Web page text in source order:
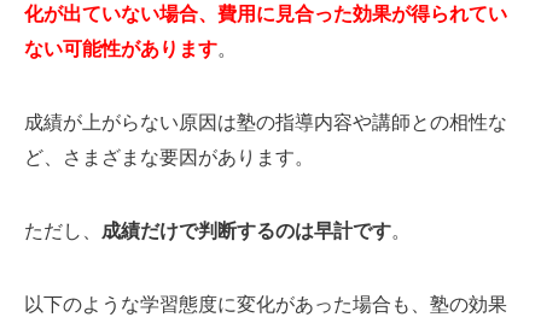
化が出ていない場合、費用に見合った効果が得られてい
ない可能性があります。
成績が上がらない原因は塾の指導内容や講師との相性な
ど、さまざまな要因があります。
ただし、 成績だけで判断するのは早計です。
以下のような学習態度に変化があった場合も、塾の効果